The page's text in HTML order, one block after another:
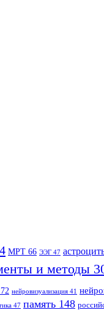
МРТ 66 ЭЭГ 47
и методы
72 нейровизуализация 41
47 память 148